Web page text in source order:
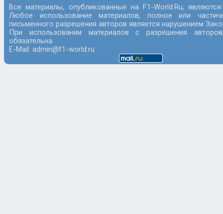
Все материалы, опубликованные на F1-World.Ru,
Любое использование материалов, полное или
письменного разрешения авторов является нарушением
При использовании материалов с разрешения
обязательна.
E-Mail: admin@f1-world.ru